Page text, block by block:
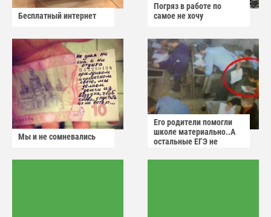
Бесплатный интернет
Погряз в работе по
самое не хочу
Мы и не сомневались
Его родители помогли
школе материально..А
остальные ЕГЭ не